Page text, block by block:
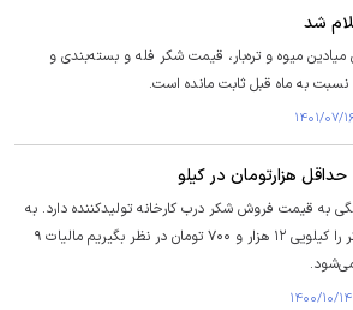
شد
میادین میوه‌ و تره‌بار، قیمت شکر فله و بسته‌بندی و
نسبت به ماه قبل ثابت مانده است.
هزارتومان در کیلو
۹ درصدی بستگی به قیمت فروش شکر درب کارخانه تولیدکننده دارد. به
عنوان مثال چنانچه قیمت شکر را کیلویی ۱۲ هزار و ۷۰۰ تومان در نظر بگیریم مالیات ۹